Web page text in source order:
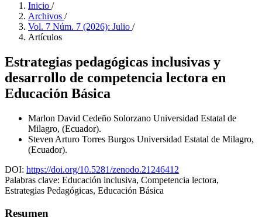
Inicio /
Archivos /
Vol. 7 Núm. 7 (2026): Julio /
Artículos
Estrategias pedagógicas inclusivas y
desarrollo de competencia lectora en
Educación Básica
Marlon David Cedeño Solorzano Universidad Estatal de
Milagro, (Ecuador).
Steven Arturo Torres Burgos Universidad Estatal de Milagro,
(Ecuador).
DOI: https://doi.org/10.5281/zenodo.21246412
Palabras clave: Educación inclusiva, Competencia lectora,
Estrategias Pedagógicas, Educación Básica
Resumen